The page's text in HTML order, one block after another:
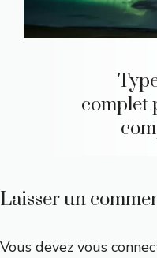
complet
Laisser un
Vous devez vous